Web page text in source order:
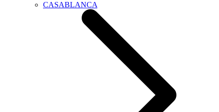
CASABLANCA